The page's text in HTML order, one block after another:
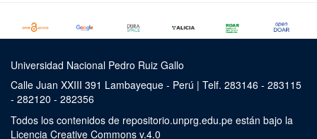
Universidad Nacional Pedro Ruiz Gallo
Calle Juan XXIII 391 Lambayeque - Perú | Telf. 283146 - 283115
- 282120 - 282356
Todos los contenidos de repositorio.unprg.edu.pe están bajo la
Licencia Creative Commons v.4.0